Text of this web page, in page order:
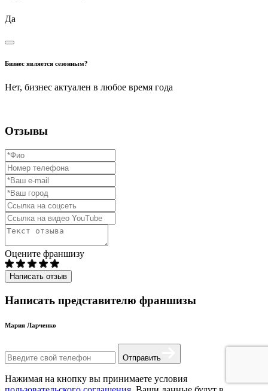
Да
Бизнес является сезонным?
Нет, бизнес актуален в любое время года
Отзывы
Оцените франшизу
Написать отзыв
Написать представителю франшизы
Мария Ларченко
Отправить
Нажимая на кнопку вы принимаете условия